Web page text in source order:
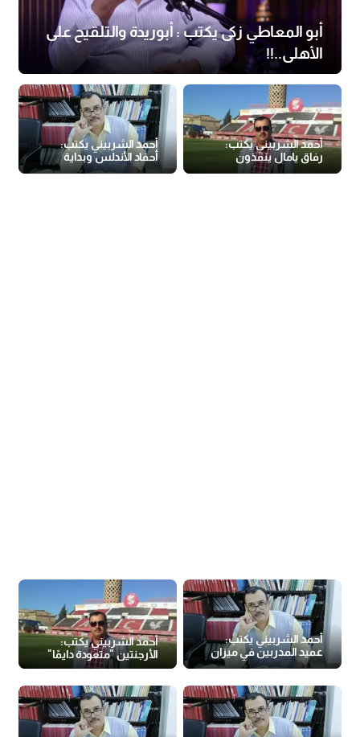
أبو المعاطي زكى يكتب : أبوريدة والتلقيح على
الأهلى..!!
أحمد الشربيني يكتب:
رفاق يامال ينقذون
أحمد الشربيني يكتب:
أحفاد الأندلس وبداية
التاريخ الكروي النزيه
أحمد الشربيني يكتب:
عميد المدربين في ميزان
المنصفين
أحمد الشربيني يكتب:
الأرجنتين "متعودة دايمًا"